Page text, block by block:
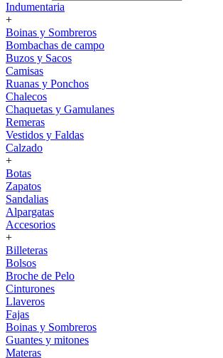
Indumentaria
+
Boinas y Sombreros
Bombachas de campo
Buzos y Sacos
Camisas
Ruanas y Ponchos
Chalecos
Chaquetas y Gamulanes
Remeras
Vestidos y Faldas
Calzado
+
Botas
Zapatos
Sandalias
Alpargatas
Accesorios
+
Billeteras
Bolsos
Broche de Pelo
Cinturones
Llaveros
Fajas
Boinas y Sombreros
Guantes y mitones
Materas